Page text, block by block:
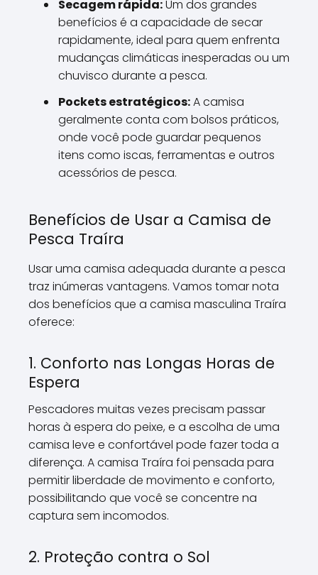
Secagem rápida:Um dos grandes
benefícios é a capacidade de secar
rapidamente, ideal para quem enfrenta
mudanças climáticas inesperadas ou um
chuvisco durante a pesca.
Pockets estratégicos:A camisa
geralmente conta com bolsos práticos,
onde você pode guardar pequenos
itens como iscas, ferramentas e outros
acessórios de pesca.
Benefícios de Usar a Camisa de
Pesca Traíra
Usar uma camisa adequada durante a pesca
traz inúmeras vantagens. Vamos tomar nota
dos benefícios que a camisa masculina Traíra
oferece:
1. Conforto nas Longas Horas de
Espera
Pescadores muitas vezes precisam passar
horas à espera do peixe, e a escolha de uma
camisa leve e confortável pode fazer toda a
diferença. A camisa Traíra foi pensada para
permitir liberdade de movimento e conforto,
possibilitando que você se concentre na
captura sem incomodos.
2. Proteção contra o Sol